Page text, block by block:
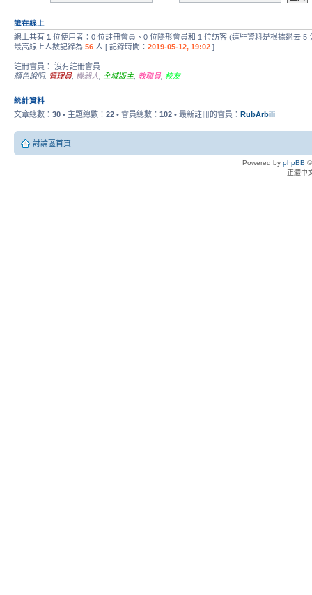
誰在線上
線上共有 1 位使用者：0 位註冊會員、0 位隱形會員和 1 位訪客 (這些資料是根據過去 5
最高線上人數記錄為 56 人 [ 記錄時間： 2019-05-12, 19:02 ]
註冊會員： 沒有註冊會員
顏色說明: 管理員 機器人 全域版主, 教職員 校友
統計資料
文章總數： 30 • 主題總數： 22 • 會員總數： 102 • 最新註冊的會員： RubArbili
討論區首頁
Powered by phpBB
正體中